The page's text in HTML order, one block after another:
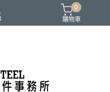
管／練背下拉配件
0
購物車